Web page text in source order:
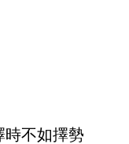
不如擇勢